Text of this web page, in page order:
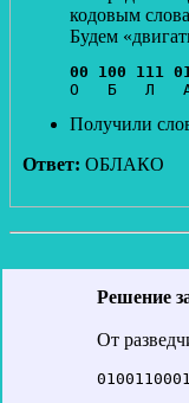
кодовым
Будем
00 100 111
Получили
Ответ: ОБЛАКО
Решение
От